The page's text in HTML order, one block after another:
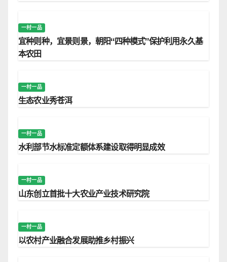
一村一品
宜种则种，宜景则景，朝阳“四种模式”保护利用永久基
本农田
一村一品
生态农业秀苍洱
一村一品
水利部节水标准定额体系建设取得明显成效
一村一品
山东创立首批十大农业产业技术研究院
一村一品
以农村产业融合发展助推乡村振兴